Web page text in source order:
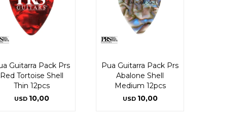
Guitarra Pack Prs
Red Tortoise Shell
Thin 12pcs
USD 10,00
Pua Guitarra Pack Prs
Abalone Shell
Medium 12pcs
USD 10,00